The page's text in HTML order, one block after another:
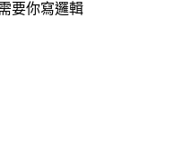
要你寫邏輯